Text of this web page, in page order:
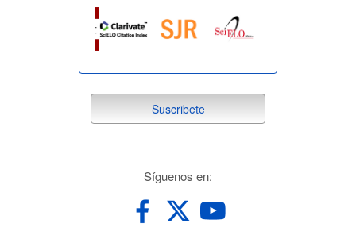
suscribete
Suscribete
Síguenos en: